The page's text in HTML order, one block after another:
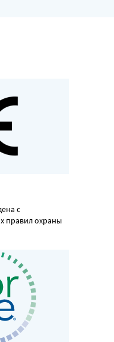
с
правил охраны